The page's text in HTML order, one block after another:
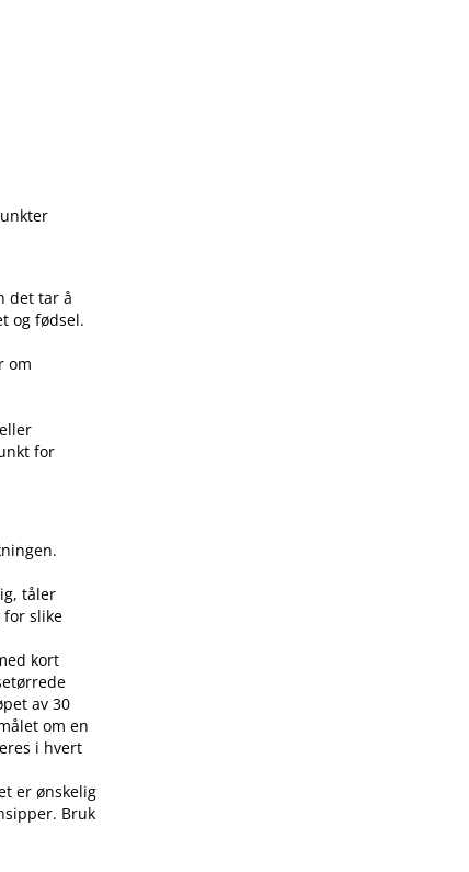
det tar å
og fødsel.
om
for
tåler
for slike
kort
av 30
om en
i hvert
er ønskelig
Bruk